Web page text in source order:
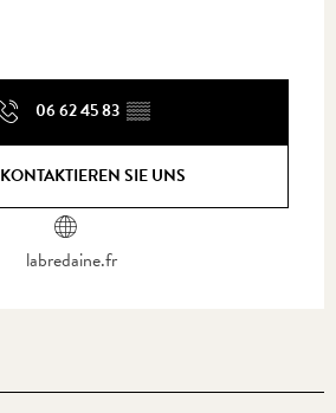
06 62 45 83 ▒▒
KONTAKTIEREN SIE UNS
labredaine.fr